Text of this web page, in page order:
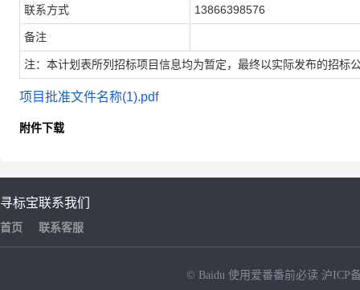
联系方式 13866398576
备注
注：本计划表所列招标项目信息均为暂定，最终以实际发布的招标
项目批准文件名称(1).pdf
附件下载
寻标宝
首页
联系我们
联系客服
© Baidu 使用爱番番前必读 沪ICP